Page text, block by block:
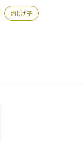
化け子